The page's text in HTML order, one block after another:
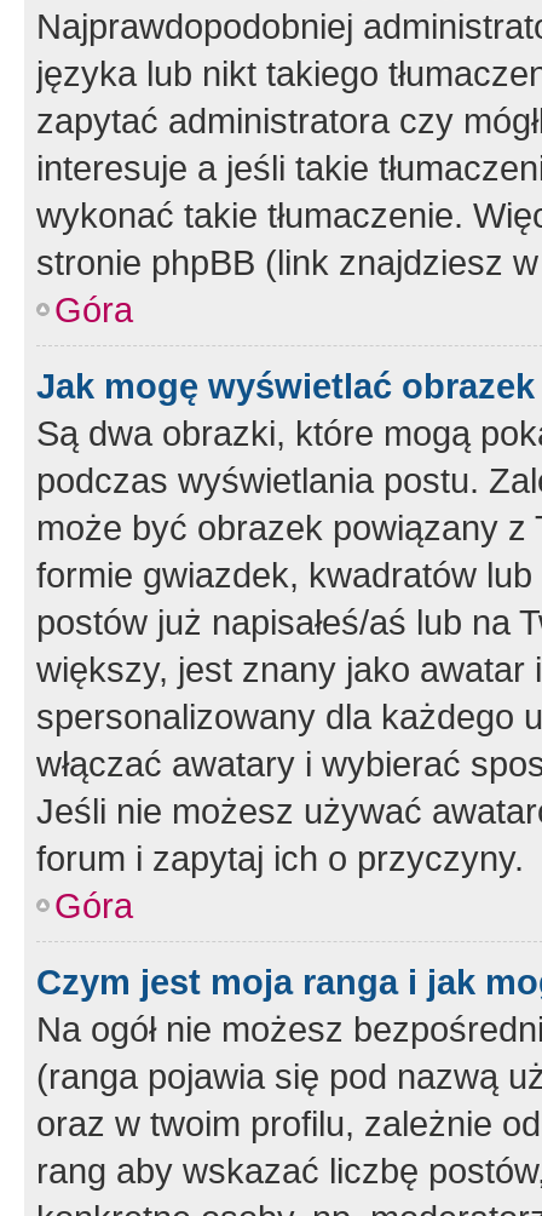
Najprawdopodobniej
języka lub nikt takiego
zapytać administratora czy
interesuje a jeśli takie
wykonać takie tłumaczenie.
stronie phpBB (link znajdziesz
Góra
Jak mogę wyświetlać
Są dwa obrazki, które mogą
podczas wyświetlania postu.
może być obrazek powiązany z
formie gwiazdek, kwadratów
postów już napisałeś/aś lub na
większy, jest znany jako
spersonalizowany dla każdego
włączać awatary i wybierać
Jeśli nie możesz używać
forum i zapytaj ich o przyczyny.
Góra
Czym jest moja ranga i jak
Na ogół nie możesz
(ranga pojawia się pod nazwą
oraz w twoim profilu, zależnie
rang aby wskazać liczbę